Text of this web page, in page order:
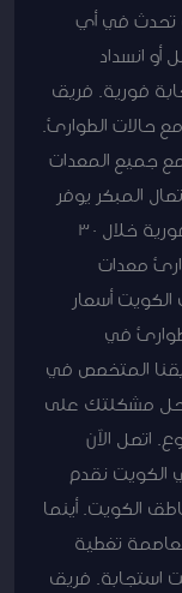
تحدث في أي
انسداد
فورية. فريق
حالات الطوارئ.
جميع المعدات
المبكر يوفر
لك الكثير من الأضرار والتكاليف. استجابة فورية خلال 30
معدات
أسعار
في
المتخصص في
وحل مشكلتك على
اتصل الآن
في الكويت نقدم
الكويت. أينما
تغطية
استجابة. فريق